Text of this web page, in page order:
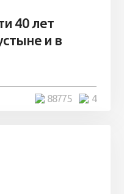
40 лет
и в
4
88775